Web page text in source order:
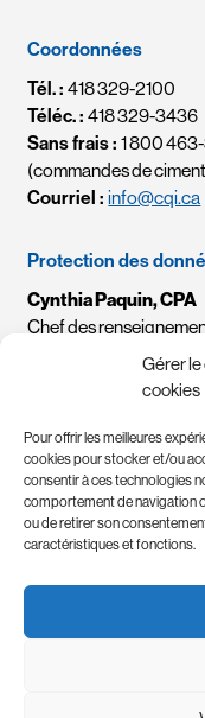
Gérer
cookies
Pour offrir les meilleures
cookies pour stocker et/ou
consentir à ces technologies
comportement de navigation
ou de retirer son
caractéristiques et fonctions.
Coordonnées
Tél. :418 329-2100
Téléc. :418 329-3436
Sans frais :1 800
(commandes de
Courriel : info@cqi.ca
Protection des
Cynthia Paquin, CPA
Chef des
crp-
POLITIQUE DE